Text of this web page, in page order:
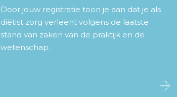
Door jouw registratie toon je aan dat je als
diëtist zorg verleent volgens de laatste
stand van zaken van de praktijk en de
wetenschap.